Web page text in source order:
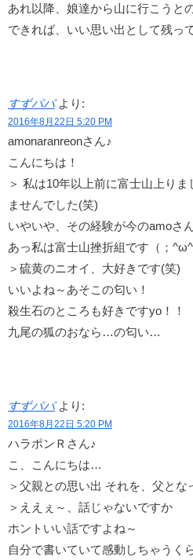
あれ以降、娘達から山に行こうと
できれば、いい思い出として残っ
すずパパ より:
2016年8月22日 5:20 PM
amonaranreonさん♪
こんにちは！
＞ 私は10年以上前に富士山上
ませんでした(笑)
いやいや、その経験が今のamoさ
あっ私は富士山挫折組です（；^ω^
＞硫黄のニオイ、大好きです(笑)
いいよね～あそこの匂い！
殺生石のところも好きですyo！！
九尾の狐のおなら…の匂い…
すずパパ より:
2016年8月22日 5:20 PM
ハラポンＲさん♪
こ、こんにちは…
＞父親との思い出 それを、父とな
＞ええぇ～、話じゃないですか
ホントいい話ですよね～
自分で書いていて感動しちゃうく